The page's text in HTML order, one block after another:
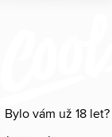
Bylo vám už 18 let?